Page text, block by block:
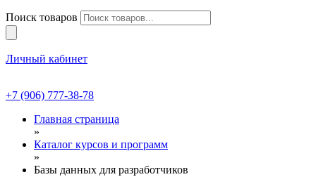
Поиск товаров
Личный кабинет
+7 (906) 777-38-78
Главная страница
»
Каталог курсов и программ
»
Базы данных для разработчиков